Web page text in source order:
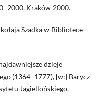
Kraków 2000.
Szadka w Bibliotece
dzieje
(1364–1777), [w:] Barycz
Jagiellońskiego,